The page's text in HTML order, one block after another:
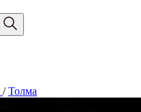
/Толма